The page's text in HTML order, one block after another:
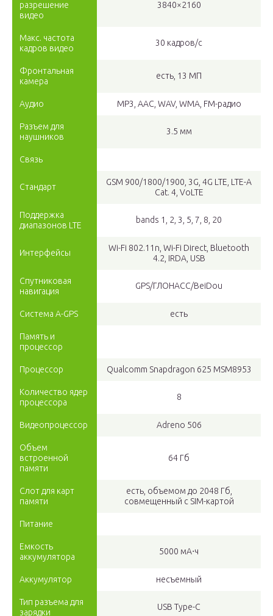
разрешение
видео
3840×2160
Макс. частота
кадров видео
30 кадров/с
Фронтальная
камера
есть, 13 МП
Аудио MP3, AAC, WAV, WMA, FM-радио
Разъем для
наушников
3.5 мм
Связь
Стандарт
GSM 900/1800/1900, 3G, 4G LTE, LTE-A
Cat. 4, VoLTE
Поддержка
диапазонов LTE
bands 1, 2, 3, 5, 7, 8, 20
Интерфейсы
Wi-Fi 802.11n, Wi-Fi Direct, Bluetooth
4.2, IRDA, USB
Спутниковая
навигация
GPS/ГЛОНАСС/BeiDou
Cистема A-GPS есть
Память и
процессор
Процессор Qualcomm Snapdragon 625 MSM8953
Количество ядер
процессора
8
Видеопроцессор Adreno 506
Объем
встроенной
памяти
64 Гб
Слот для карт
памяти
есть, объемом до 2048 Гб,
совмещенный с SIM-картой
Питание
Емкость
аккумулятора
5000 мА⋅ч
Аккумулятор несъемный
Тип разъема для
зарядки
USB Type-C